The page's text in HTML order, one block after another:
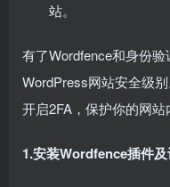
站。
有了Wordfence和身份
WordPress网站安全级
开启2FA，保护你的网站
1.安装Wordfence插件